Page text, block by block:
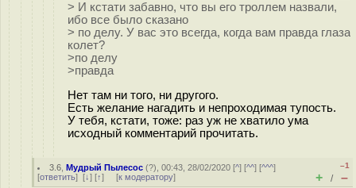
> И кстати забавно, что вы его троллем назвали,
ибо все было сказано
> по делу. У вас это всегда, когда вам правда глаза
колет?
>по делу
>правда
Нет там ни того, ни другого.
Есть желание нагадить и непроходимая тупость.
У тебя, кстати, тоже: раз уж не хватило ума
исходный комментарий прочитать.
3.6 ,Мудрый Пылесос (?), 00:43, 28/02/2020 [^] [^^] [^^^]
[ответить] [↓] [↑] [к модератору]
–1
+ / –